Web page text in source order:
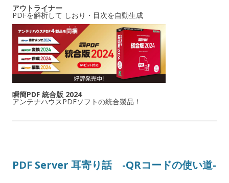
アウトライナー
PDFを解析して しおり・目次を自動生成
瞬簡PDF 統合版 2024
アンテナハウスPDFソフトの統合製品！
PDF Server 耳寄り話 -QRコードの使い道-